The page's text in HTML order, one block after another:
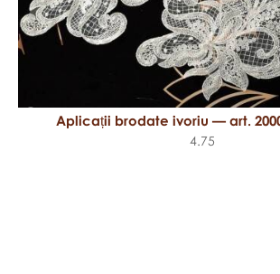
Aplicații brodate ivoriu — art.
4.75